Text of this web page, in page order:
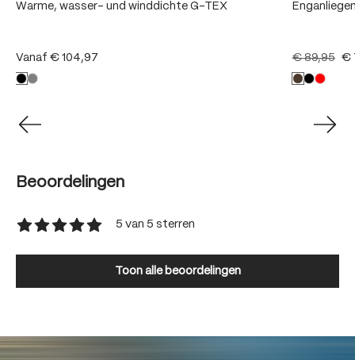
Warme, wasser- und winddichte G-TEX
Vanaf € 104,97 € 89,95 €
Beoordelingen
5 van 5 sterren
Toon alle beoordelingen